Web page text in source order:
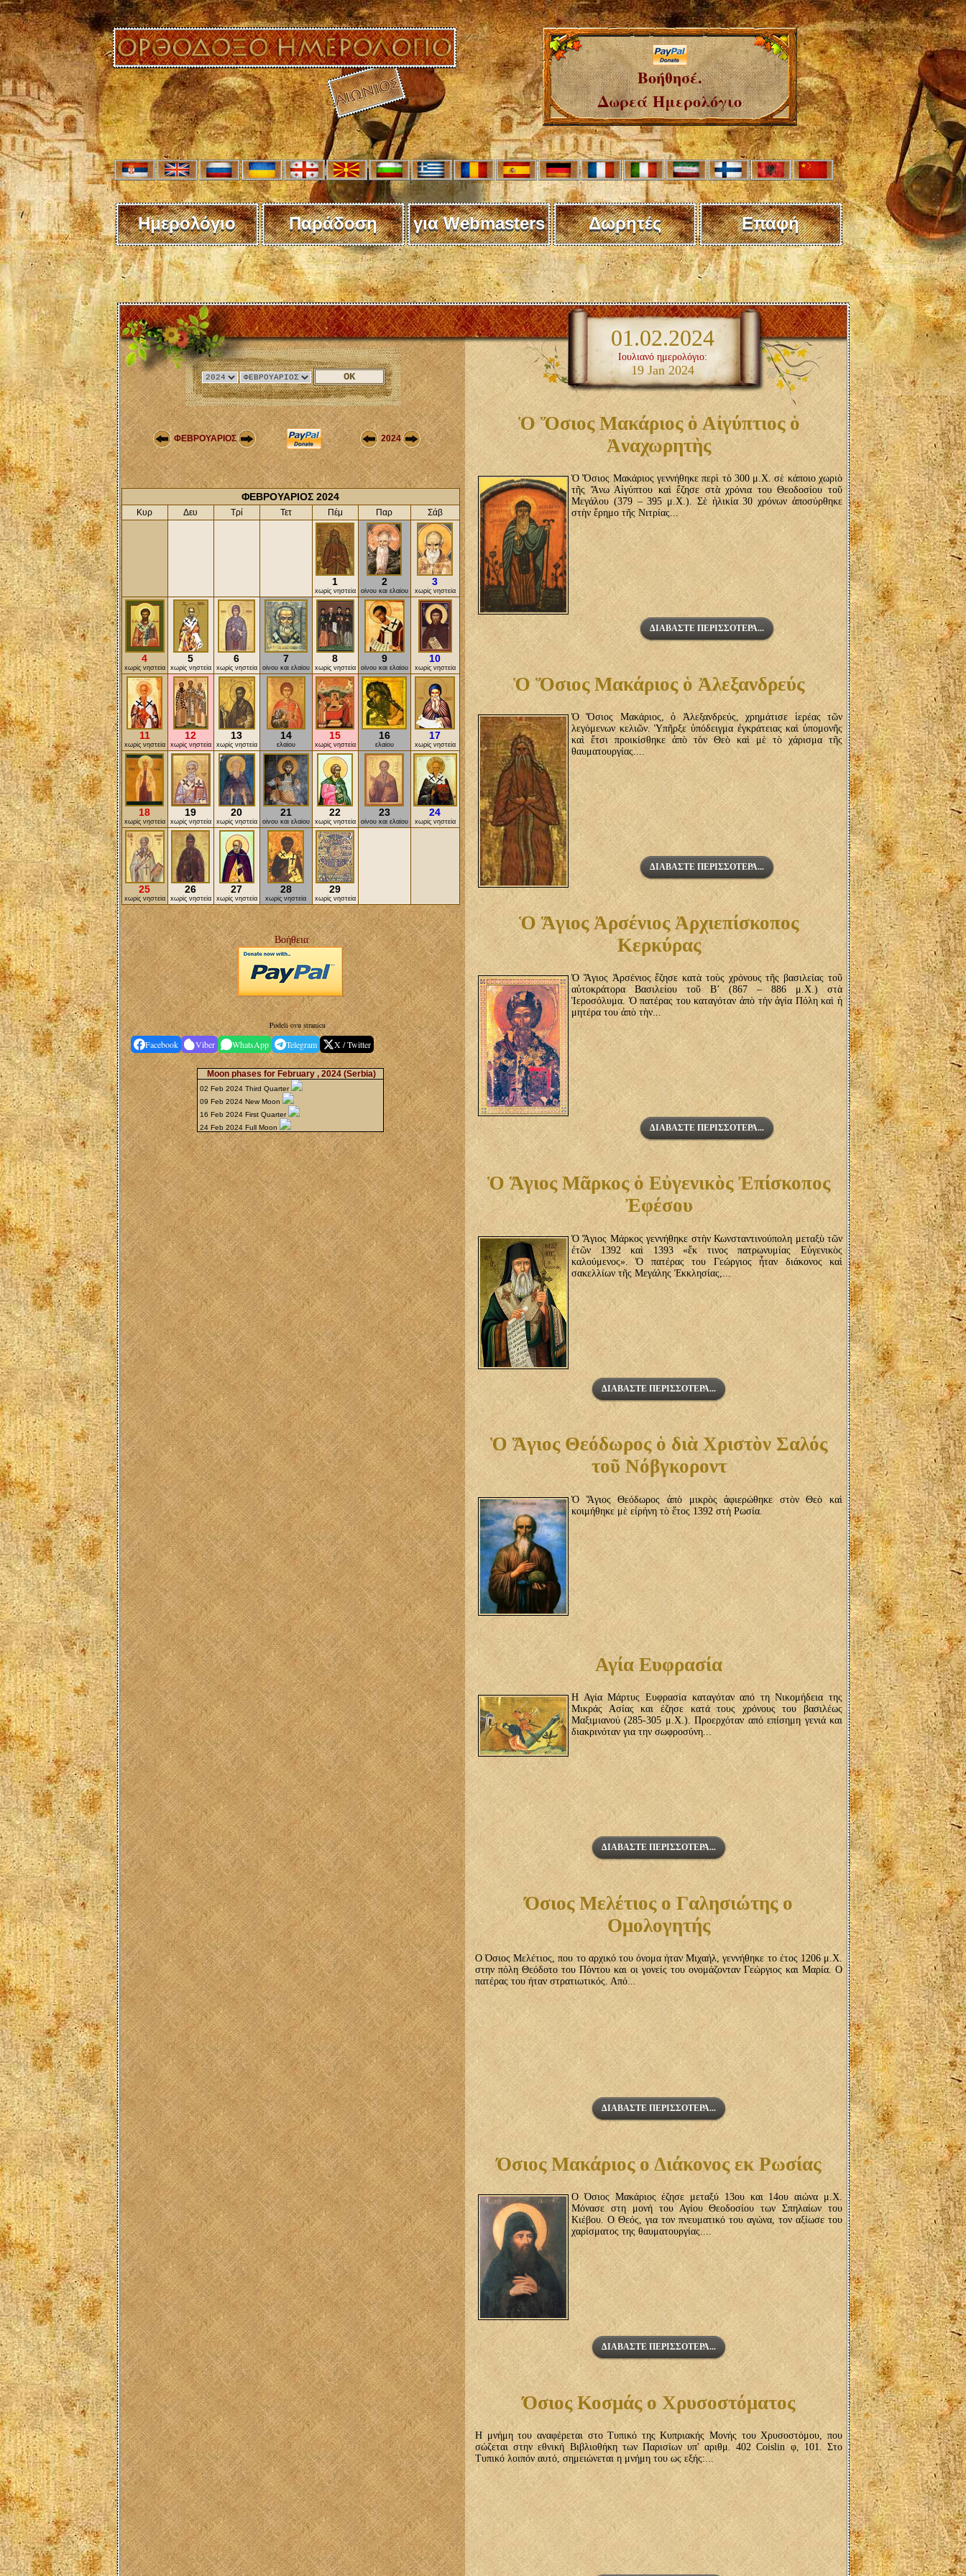
Βοήθησέ.
Δωρεά Ημερολόγιο
Ημερολόγιο Παράδοση για Webmasters Δωρητές Επαφή
01.02.2024
Ιουλιανό ημερολόγιο:
19 Jan 2024
ΦΕΒΡΟΥΑΡΙΟΣ 2024
Ὁ Ὅσιος Μακάριος ὁ Αἰγύπτιος ὁ
Ἀναχωρητὴς
Ὁ Ὅσιος Μακάριος γεννήθηκε περὶ τὸ 300 μ.Χ. σὲ κάποιο χωριὸ
τῆς Ἄνω Αἰγύπτου καὶ ἔζησε στὰ χρόνια του Θεοδοσίου τοῦ
Μεγάλου (379 – 395 μ.Χ.). Σὲ ἡλικία 30 χρόνων ἀποσύρθηκε
στὴν ἔρημο τῆς Νιτρίας...
ΔΙΑΒΆΣΤΕ ΠΕΡΙΣΣΌΤΕΡΑ...
Ὁ Ὅσιος Μακάριος ὁ Ἀλεξανδρεύς
Ὁ Ὅσιος Μακάριος, ὁ Ἀλεξανδρεύς, χρημάτισε ἱερέας τῶν
λεγόμενων κελιῶν. Ὑπῆρξε ὑπόδειγμα ἐγκράτειας καὶ ὑπομονῆς
καὶ ἔτσι προικίσθηκε ἀπὸ τὸν Θεὸ καὶ μὲ τὸ χάρισμα τῆς
θαυματουργίας....
ΔΙΑΒΆΣΤΕ ΠΕΡΙΣΣΌΤΕΡΑ...
Ὁ Ἅγιος Ἀρσένιος Ἀρχιεπίσκοπος
Κερκύρας
Ὁ Ἅγιος Ἀρσένιος ἔζησε κατὰ τοὺς χρόνους τῆς βασιλείας τοῦ
αὐτοκράτορα Βασιλείου τοῦ Β’ (867 – 886 μ.Χ.) στὰ
Ἱεροσόλυμα. Ὁ πατέρας του καταγόταν ἀπὸ τὴν ἁγία Πόλη καὶ ἡ
μητέρα του ἀπὸ τὴν...
ΔΙΑΒΆΣΤΕ ΠΕΡΙΣΣΌΤΕΡΑ...
Ὁ Ἅγιος Μᾶρκος ὁ Εὐγενικὸς Ἐπίσκοπος
Ἐφέσου
Ὁ Ἅγιος Μάρκος γεννήθηκε στὴν Κωνσταντινούπολη μεταξὺ τῶν
ἐτῶν 1392 καὶ 1393 «ἔκ τινος πατρωνυμίας Εὐγενικὸς
καλούμενος». Ὁ πατέρας του Γεώργιος ἦταν διάκονος καὶ
σακελλίων τῆς Μεγάλης Ἐκκλησίας,...
ΔΙΑΒΆΣΤΕ ΠΕΡΙΣΣΌΤΕΡΑ...
Ὁ Ἅγιος Θεόδωρος ὁ διὰ Χριστὸν Σαλός
τοῦ Νόβγκοροντ
Ὁ Ἅγιος Θεόδωρος ἀπὸ μικρὸς ἀφιερώθηκε στὸν Θεὸ καὶ
κοιμήθηκε μὲ εἰρήνη τὸ ἔτος 1392 στὴ Ρωσία.
Αγία Ευφρασία
Η Αγία Μάρτυς Ευφρασία καταγόταν από τη Νικομήδεια της
Μικράς Ασίας και έζησε κατά τους χρόνους του βασιλέως
Μαξιμιανού (285-305 μ.Χ.). Προερχόταν από επίσημη γενιά και
διακρινόταν για την σωφροσύνη...
ΔΙΑΒΆΣΤΕ ΠΕΡΙΣΣΌΤΕΡΑ...
Όσιος Μελέτιος ο Γαλησιώτης ο
Ομολογητής
Ο Όσιος Μελέτιος, που το αρχικό του όνομα ήταν Μιχαήλ, γεννήθηκε το έτος 1206 μ.Χ.
στην πόλη Θεόδοτο του Πόντου και οι γονείς του ονομάζονταν Γεώργιος και Μαρία. Ο
πατέρας του ήταν στρατιωτικός. Από...
ΔΙΑΒΆΣΤΕ ΠΕΡΙΣΣΌΤΕΡΑ...
Όσιος Μακάριος ο Διάκονος εκ Ρωσίας
Ο Όσιος Μακάριος έζησε μεταξύ 13ου και 14ου αιώνα μ.Χ.
Μόνασε στη μονή του Αγίου Θεοδοσίου των Σπηλαίων του
Κιέβου. Ο Θεός, για τον πνευματικό του αγώνα, τον αξίωσε του
χαρίσματος της θαυματουργίας....
ΔΙΑΒΆΣΤΕ ΠΕΡΙΣΣΌΤΕΡΑ...
Όσιος Κοσμάς ο Χρυσοστόματος
Η μνήμη του αναφέρεται στο Τυπικό της Κυπριακής Μονής του Χρυσοστόμου, που
σώζεται στην εθνική Βιβλιοθήκη των Παρισίων υπ' αριθμ. 402 Coislin φ, 101. Στο
Τυπικό λοιπόν αυτό, σημειώνεται η μνήμη του ως εξής:...
ΦΕΒΡΟΥΑΡΙΟΣ 2024
Κυρ Δευ Τρί Τετ Πέμ Παρ Σάβ
1
xωρίς νηστεία
2
οίνου και ελαίου
3
xωρίς νηστεία
4
xωρίς νηστεία
5
xωρίς νηστεία
6
xωρίς νηστεία
7
οίνου και ελαίου
8
xωρίς νηστεία
9
οίνου και ελαίου
10
xωρίς νηστεία
11
xωρίς νηστεία
12
xωρίς νηστεία
13
xωρίς νηστεία
14
ελαίου
15
xωρίς νηστεία
16
ελαίου
17
xωρίς νηστεία
18
xωρίς νηστεία
19
xωρίς νηστεία
20
xωρίς νηστεία
21
οίνου και ελαίου
22
xωρίς νηστεία
23
οίνου και ελαίου
24
xωρίς νηστεία
25
xωρίς νηστεία
26
xωρίς νηστεία
27
xωρίς νηστεία
28
xωρίς νηστεία
29
xωρίς νηστεία
Βοήθεια
Podeli ovu stranicu
Facebook Viber WhatsApp Telegram X / Twitter
Moon phases for February , 2024 (Serbia)
02 Feb 2024 Third Quarter
09 Feb 2024 New Moon
16 Feb 2024 First Quarter
24 Feb 2024 Full Moon